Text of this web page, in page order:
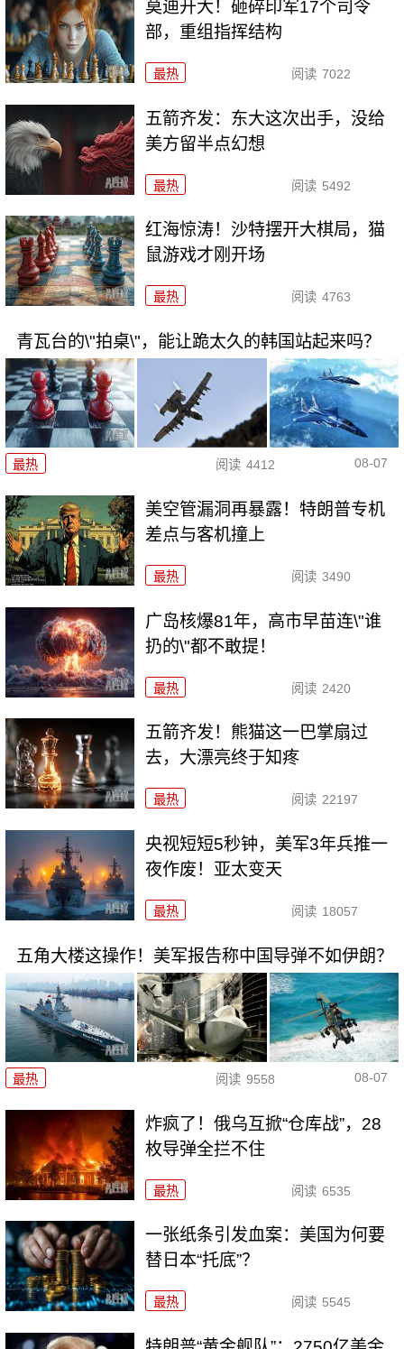
莫迪开大！砸碎印军17个司令
部，重组指挥结构
最热 阅读 7022
五箭齐发：东大这次出手，没给
美方留半点幻想
最热 阅读 5492
红海惊涛！沙特摆开大棋局，猫
鼠游戏才刚开场
最热 阅读 4763
青瓦台的\"拍桌\"，能让跪太久的韩国站起来吗？
最热 阅读 4412 08-07
美空管漏洞再暴露！特朗普专机
差点与客机撞上
最热 阅读 3490
广岛核爆81年，高市早苗连\"谁
扔的\"都不敢提！
最热 阅读 2420
五箭齐发！熊猫这一巴掌扇过
去，大漂亮终于知疼
最热 阅读 22197
央视短短5秒钟，美军3年兵推一
夜作废！亚太变天
最热 阅读 18057
五角大楼这操作！美军报告称中国导弹不如伊朗？
最热 阅读 9558 08-07
炸疯了！俄乌互掀“仓库战”，28
枚导弹全拦不住
最热 阅读 6535
一张纸条引发血案：美国为何要
替日本“托底”？
最热 阅读 5545